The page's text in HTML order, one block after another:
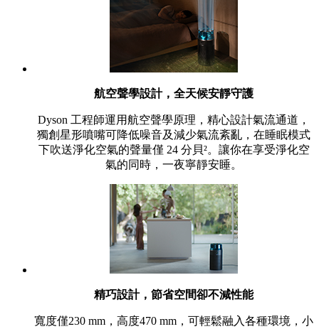
航空聲學設計，全天候安靜守護
Dyson 工程師運用航空聲學原理，精心設計氣流通道，
獨創星形噴嘴可降低噪音及減少氣流紊亂，在睡眠模式
下吹送淨化空氣的聲量僅 24 分貝²。讓你在享受淨化空
氣的同時，一夜寧靜安睡。
精巧設計，節省空間卻不減性能
寬度僅230 mm，高度470 mm，可輕鬆融入各種環境，小